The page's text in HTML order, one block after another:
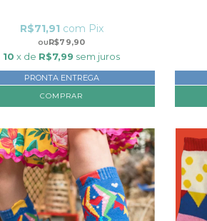
R$79,90
R$71,91 com Pix
10 x de R$7,99 sem juros
PRONTA ENTREGA
COMPRAR